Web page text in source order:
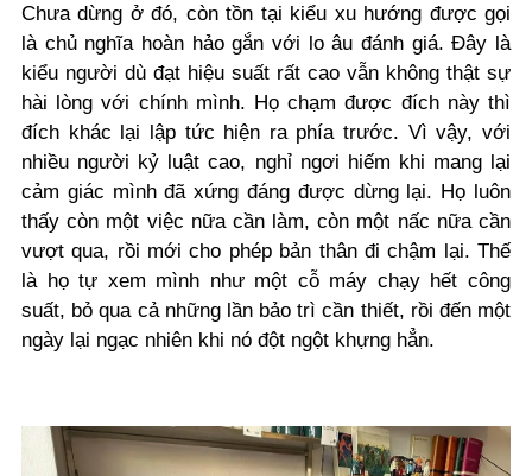
Chưa dừng ở đó, còn tồn tại kiểu xu hướng được gọi
là chủ nghĩa hoàn hảo gắn với lo âu đánh giá. Đây là
kiểu người dù đạt hiệu suất rất cao vẫn không thật sự
hài lòng với chính mình. Họ chạm được đích này thì
đích khác lại lập tức hiện ra phía trước. Vì vậy, với
nhiều người kỷ luật cao, nghỉ ngơi hiếm khi mang lại
cảm giác mình đã xứng đáng được dừng lại. Họ luôn
thấy còn một việc nữa cần làm, còn một nấc nữa cần
vượt qua, rồi mới cho phép bản thân đi chậm lại. Thế
là họ tự xem mình như một cỗ máy chạy hết công
suất, bỏ qua cả những lần bảo trì cần thiết, rồi đến một
ngày lại ngạc nhiên khi nó đột ngột khựng hẳn.